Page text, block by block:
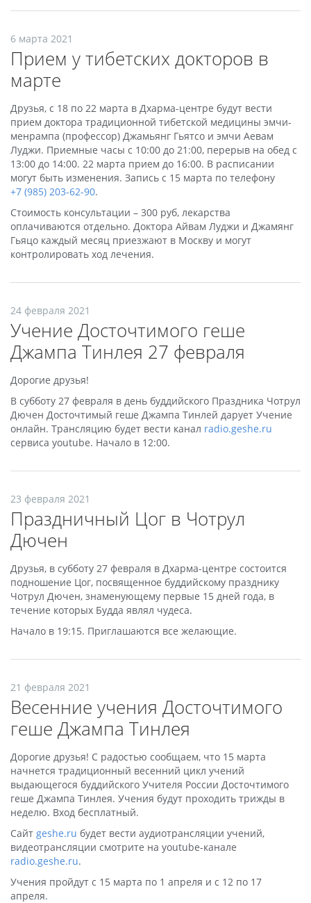
6 марта 2021
Прием у тибетских докторов в
марте
Друзья, с 18 по 22 марта в Дхарма-центре будут вести
прием доктора традиционной тибетской медицины эмчи-
менрампа (профессор) Джамьянг Гьятсо и эмчи Аевам
Луджи. Приемные часы с 10:00 до 21:00, перерыв на обед с
13:00 до 14:00. 22 марта прием до 16:00. В расписании
могут быть изменения. Запись с 15 марта по телефону
+7 (985) 203-62-90.
Стоимость консультации – 300 руб, лекарства
оплачиваются отдельно. Доктора Айвам Луджи и Джамянг
Гьяцо каждый месяц приезжают в Москву и могут
контролировать ход лечения.
24 февраля 2021
Учение Досточтимого геше
Джампа Тинлея 27 февраля
Дорогие друзья!
В субботу 27 февраля в день буддийского Праздника Чотрул
Дючен Досточтимый геше Джампа Тинлей дарует Учение
онлайн. Трансляцию будет вести канал radio.geshe.ru
сервиса youtube. Начало в 12:00.
23 февраля 2021
Праздничный Цог в Чотрул
Дючен
Друзья, в субботу 27 февраля в Дхарма-центре состоится
подношение Цог, посвященное буддийскому празднику
Чотрул Дючен, знаменующему первые 15 дней года, в
течение которых Будда являл чудеса.
Начало в 19:15. Приглашаются все желающие.
21 февраля 2021
Весенние учения Досточтимого
геше Джампа Тинлея
Дорогие друзья! С радостью сообщаем, что 15 марта
начнется традиционный весенний цикл учений
выдающегося буддийского Учителя России Досточтимого
геше Джампа Тинлея. Учения будут проходить трижды в
неделю. Вход бесплатный.
Сайт geshe.ru будет вести аудиотрансляции учений,
видеотрансляции смотрите на youtube-канале
radio.geshe.ru.
Учения пройдут с 15 марта по 1 апреля и с 12 по 17
апреля.